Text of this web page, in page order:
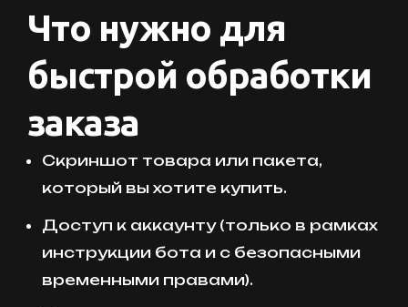
Что нужно для
быстрой обработки
заказа
Скриншот товара или пакета,
который вы хотите купить.
Доступ к аккаунту (только в рамках
инструкции бота и с безопасными
временными правами).